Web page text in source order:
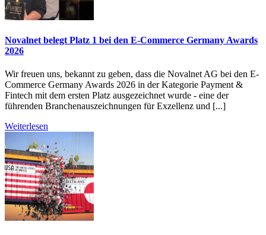
Novalnet belegt Platz 1 bei den E-Commerce Germany Awards
2026
Wir freuen uns, bekannt zu geben, dass die Novalnet AG bei den E-
Commerce Germany Awards 2026 in der Kategorie Payment &
Fintech mit dem ersten Platz ausgezeichnet wurde - eine der
führenden Branchenauszeichnungen für Exzellenz und [...]
Weiterlesen